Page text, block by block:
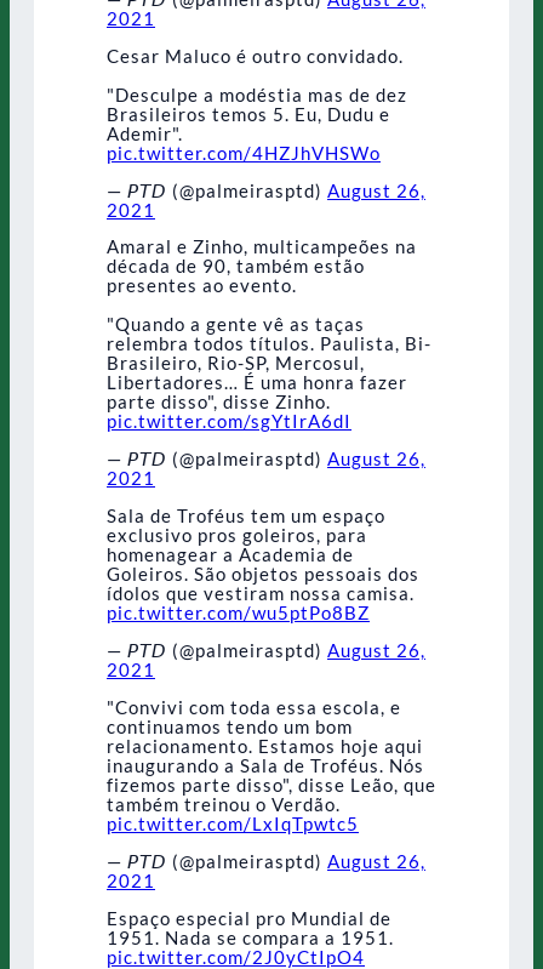
2021
Cesar Maluco é outro convidado.
"Desculpe a modéstia mas de dez
Brasileiros temos 5. Eu, Dudu e
Ademir".
pic.twitter.com/4HZJhVHSWo
— 𝘗𝘛𝘋 (@palmeirasptd) August 26,
2021
Amaral e Zinho, multicampeões na
década de 90, também estão
presentes ao evento.
"Quando a gente vê as taças
relembra todos títulos. Paulista, Bi-
Brasileiro, Rio-SP, Mercosul,
Libertadores… É uma honra fazer
parte disso", disse Zinho.
pic.twitter.com/sgYtIrA6dI
— 𝘗𝘛𝘋 (@palmeirasptd) August 26,
2021
Sala de Troféus tem um espaço
exclusivo pros goleiros, para
homenagear a Academia de
Goleiros. São objetos pessoais dos
ídolos que vestiram nossa camisa.
pic.twitter.com/wu5ptPo8BZ
— 𝘗𝘛𝘋 (@palmeirasptd) August 26,
2021
"Convivi com toda essa escola, e
continuamos tendo um bom
relacionamento. Estamos hoje aqui
inaugurando a Sala de Troféus. Nós
fizemos parte disso", disse Leão, que
também treinou o Verdão.
pic.twitter.com/LxIqTpwtc5
— 𝘗𝘛𝘋 (@palmeirasptd) August 26,
2021
Espaço especial pro Mundial de
1951. Nada se compara a 1951.
pic.twitter.com/2J0yCtIpO4